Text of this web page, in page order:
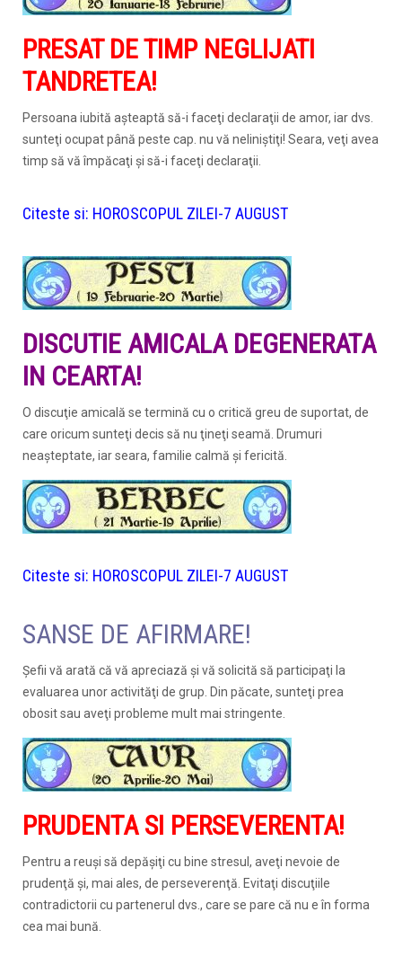
PRESAT DE TIMP NEGLIJATI
TANDRETEA!
Persoana iubită aşteaptă să-i faceţi declaraţii de amor, iar dvs.
sunteţi ocupat până peste cap. nu vă neliniştiţi! Seara, veţi avea
timp să vă împăcaţi şi să-i faceţi declaraţii.
Citeste si: HOROSCOPUL ZILEI-7 AUGUST
DISCUTIE AMICALA DEGENERATA
IN CEARTA!
O discuţie amicală se termină cu o critică greu de suportat, de
care oricum sunteţi decis să nu ţineţi seamă. Drumuri
neaşteptate, iar seara, familie calmă şi fericită.
Citeste si: HOROSCOPUL ZILEI-7 AUGUST
SANSE DE AFIRMARE!
Şefii vă arată că vă apreciază şi vă solicită să participaţi la
evaluarea unor activităţi de grup. Din păcate, sunteţi prea
obosit sau aveţi probleme mult mai stringente.
PRUDENTA SI PERSEVERENTA!
Pentru a reuşi să depăşiţi cu bine stresul, aveţi nevoie de
prudenţă şi, mai ales, de perseverenţă. Evitaţi discuţiile
contradictorii cu partenerul dvs., care se pare că nu e în forma
cea mai bună.